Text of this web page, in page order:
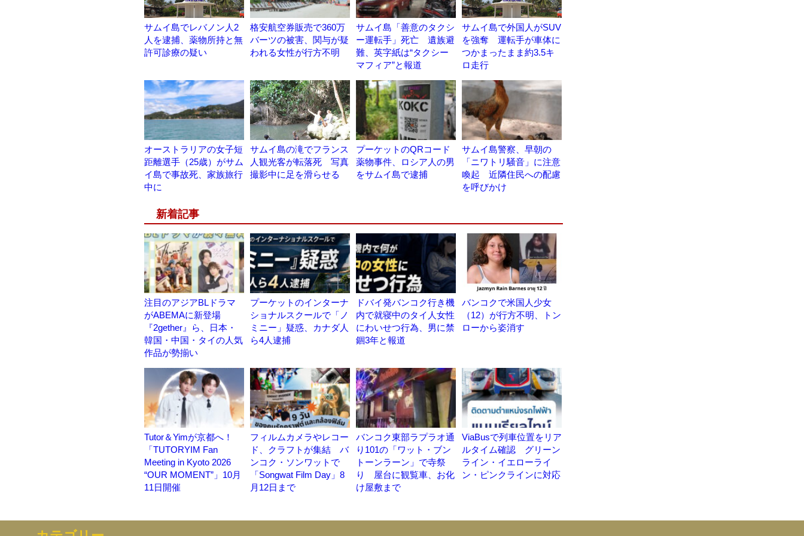
サムイ島でレバノン人2
人を逮捕、薬物所持と無
許可診療の疑い
格安航空券販売で360万
バーツの被害、関与が疑
われる女性が行方不明
サムイ島「善意のタクシ
ー運転手」死亡 遺族避
難、英字紙は“タクシー
マフィア”と報道
サムイ島で外国人がSUV
を強奪 運転手が車体に
つかまったまま約3.5キ
ロ走行
オーストラリアの女子短
距離選手（25歳）がサム
イ島で事故死、家族旅行
中に
サムイ島の滝でフランス
人観光客が転落死 写真
撮影中に足を滑らせる
プーケットのQRコード
薬物事件、ロシア人の男
をサムイ島で逮捕
サムイ島警察、早朝の
「ニワトリ騒音」に注意
喚起 近隣住民への配慮
を呼びかけ
新着記事
注目のアジアBLドラマ
がABEMAに新登場
『2gether』ら、日本・
韓国・中国・タイの人気
作品が勢揃い
プーケットのインターナ
ショナルスクールで「ノ
ミニー」疑惑、カナダ人
ら4人逮捕
ドバイ発バンコク行き機
内で就寝中のタイ人女性
にわいせつ行為、男に禁
錮3年と報道
バンコクで米国人少女
（12）が行方不明、トン
ローから姿消す
Tutor＆Yimが京都へ！
「TUTORYIM Fan
Meeting in Kyoto 2026
“OUR MOMENT”」10月
11日開催
フィルムカメラやレコー
ド、クラフトが集結 バ
ンコク・ソンワットで
「Songwat Film Day」8
月12日まで
バンコク東部ラプラオ通
り101の「ワット・ブン
トーンラーン」で寺祭
り 屋台に観覧車、お化
け屋敷まで
ViaBusで列車位置をリア
ルタイム確認 グリーン
ライン・イエローライ
ン・ピンクラインに対応